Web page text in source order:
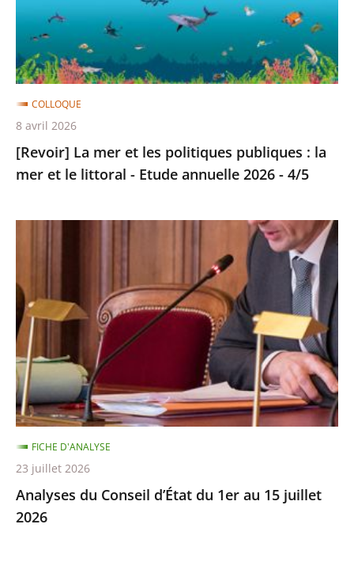
politiques
publiques
:
la
mer
et
le
littoral
-
4/5
[Revoir] La mer et les politiques publiques : la
mer et le littoral - Etude annuelle 2026 - 4/5
COLLOQUE
8 avril 2026
d’État
du
1er
au
15
juillet
2026
Analyses du Conseil d’État du 1er au 15 juillet
2026
FICHE D'ANALYSE
23 juillet 2026